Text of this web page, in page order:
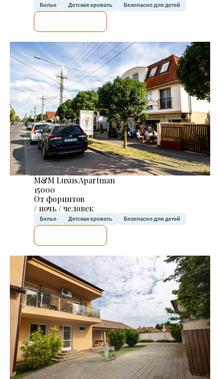
Белье Детская кровать Безопасно для детей
M&M Luxus Apartman
15000
От форинтов
/ ночь / человек
Белье Детская кровать Безопасно для детей